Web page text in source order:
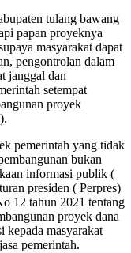
tulang bawang
papan proyeknya
masyarakat dapat
pengontrolan dalam
janggal dan
setempat
proyek
pemerintah yang tidak
bukan
informasi publik (
presiden ( Perpres)
12 tahun 2021 tentang
proyek dana
kepada masyarakat
pemerintah.